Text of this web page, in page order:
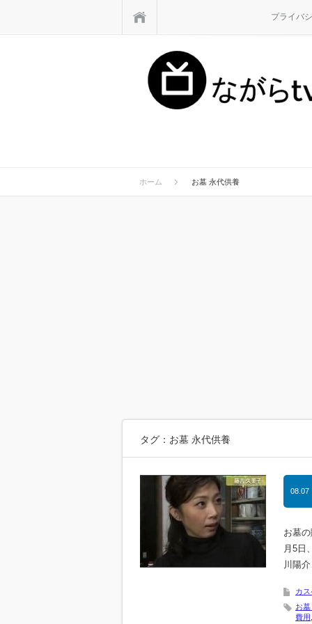
プライバ
ホーム お墓 永代供養
タグ：お墓 永代供養
08.07
お墓
月5日
川陽
カス
お
費用